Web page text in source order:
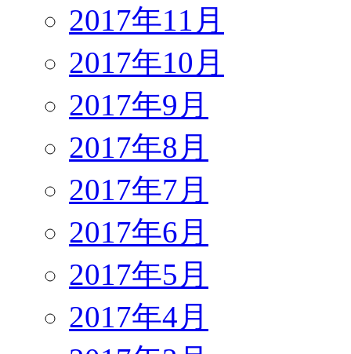
2017年11月
2017年10月
2017年9月
2017年8月
2017年7月
2017年6月
2017年5月
2017年4月